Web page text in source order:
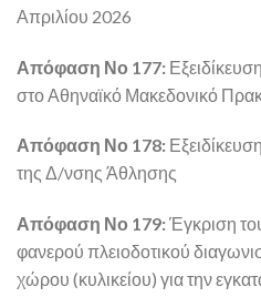
Απριλίου 2026
Απόφαση Νο 177:
στο Αθηναϊκό Μακεδονικό
Απόφαση Νο 178:
της Δ/νσης Άθλησης
Απόφαση Νο 179:Έγκριση
φανερού πλειοδοτικού
χώρου (κυλικείου) για την